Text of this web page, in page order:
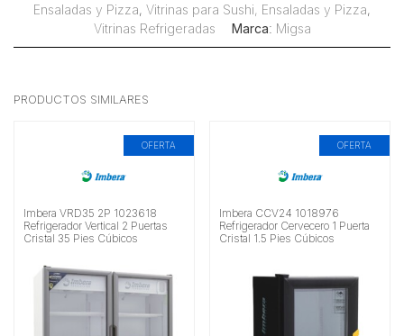
Ensaladas y Pizza, Vitrinas para Sushi, Ensaladas y Pizza,
Vitrinas Refrigeradas
Marca: Migsa
PRODUCTOS SIMILARES
OFERTA
Imbera VRD35 2P 1023618
Refrigerador Vertical 2 Puertas
Cristal 35 Pies Cúbicos
OFERTA
Imbera CCV24 1018976
Refrigerador Cervecero 1 Puerta
Cristal 1.5 Pies Cúbicos